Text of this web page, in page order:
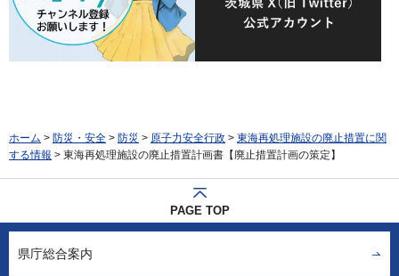
ホーム > 防災・安全 > 防災 > 原子力安全行政 > 東海再処理施設の廃止措置に関
する情報 > 東海再処理施設の廃止措置計画書【廃止措置計画の策定】
PAGE TOP
県庁総合案内